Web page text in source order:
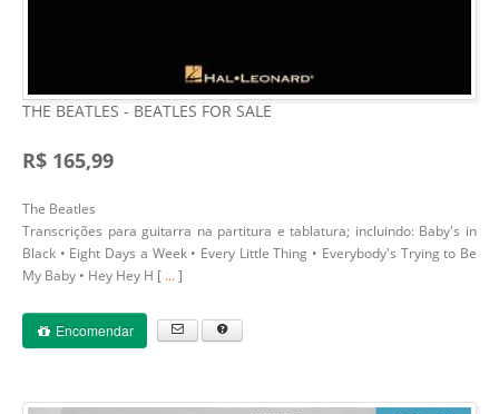
THE BEATLES - BEATLES FOR SALE
R$ 165,99
The Beatles
Transcrições para guitarra na partitura e tablatura; incluindo: Baby's in
Black • Eight Days a Week • Every Little Thing • Everybody's Trying to Be
My Baby • Hey Hey H [ ...]
Encomendar